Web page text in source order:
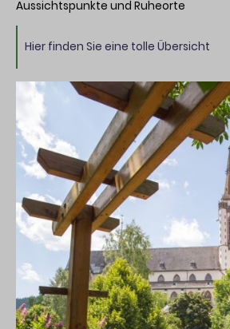
Aussichtspunkte und Ruheorte
Hier finden Sie eine tolle Übersicht